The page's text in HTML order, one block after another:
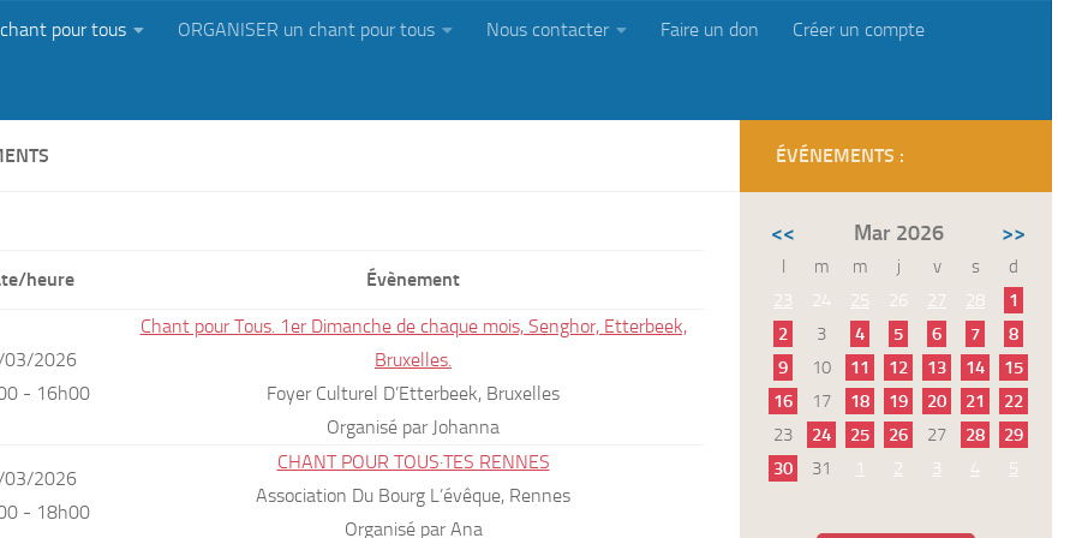
pour tous ORGANISER un chant pour tous Nous contacter Faire un don Créer un compte
heure Évènement
2026
- 16h00
Chant pour Tous. 1er Dimanche de chaque mois, Senghor, Etterbeek,
Bruxelles.
Foyer Culturel D’Etterbeek, Bruxelles
Organisé par Johanna
2026
- 18h00
CHANT POUR TOUS·TES RENNES
Association Du Bourg L’évêque, Rennes
Organisé par Ana
ÉVÉNEMENTS :
<< Mar 2026 >>
l m m j v s
d
23
24 25 26 27 28
1
2
3 4 5 6 7
8
9
10 11 12 13 14
15
16
17 18 19 20 21
22
23
24 25 26 27 28
29
30
31 1 2 3 4 5